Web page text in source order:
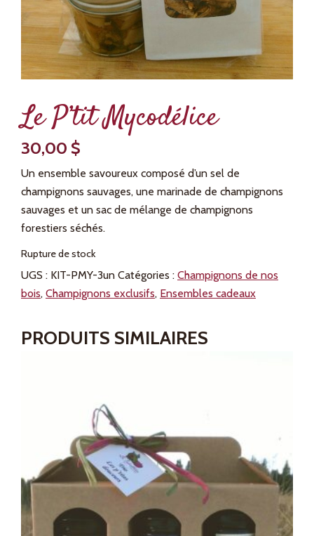
Le P’tit Mycodélice
30,00 $
Un ensemble savoureux composé d’un sel de
champignons sauvages, une marinade de champignons
sauvages et un sac de mélange de champignons
forestiers séchés.
Rupture de stock
UGS : KIT-PMY-3un Catégories : Champignons de nos
bois, Champignons exclusifs, Ensembles cadeaux
PRODUITS SIMILAIRES